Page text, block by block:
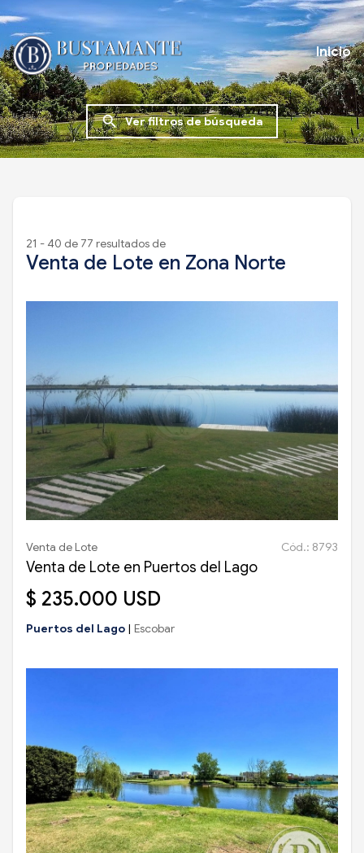
Inicio
search Ver filtros de búsqueda
21 - 40 de 77 resultados de
Venta de Lote en Zona Norte
Venta de Lote Cód.: 8793
Venta de Lote en Puertos del Lago
$ 235.000 USD
Puertos del Lago | Escobar